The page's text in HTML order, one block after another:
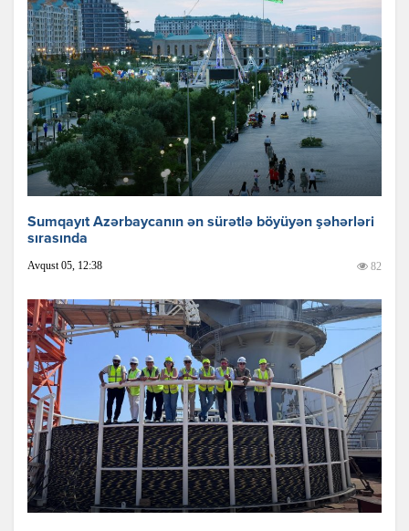
Sumqayıt Azərbaycanın ən sürətlə böyüyən şəhərləri
sırasında
Avqust 05, 12:38 82